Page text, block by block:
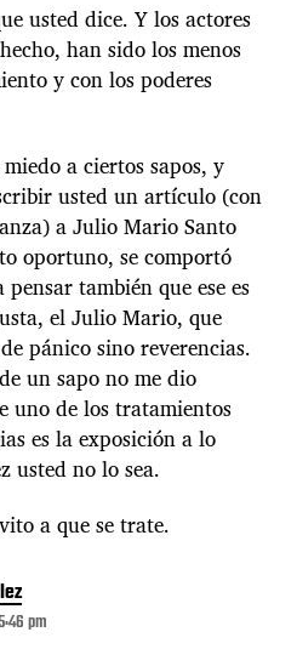
usted dice. Y los actores
han sido los menos
y con los poderes
a ciertos sapos, y
usted un artículo (con
a Julio Mario Santo
oportuno, se comportó
también que ese es
el Julio Mario, que
pánico sino reverencias.
un sapo no me dio
uno de los tratamientos
es la exposición a lo
usted no lo sea.
a que se trate.
pm